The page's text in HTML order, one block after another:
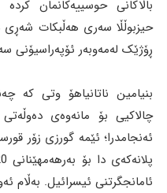
باڵاکانی حوسییەکانمان
حیزبوڵڵا سەری هەڵبکات
ڕۆژێک لەمەوبەر ئۆپەراسیۆنی
بنیامین ناتانیاهۆ وتی کە
چالاکیی بۆ مانەوەی دەوڵەتی
ئەنجامدرا؛ ئێمە گورزی زۆر
ئامانجگرتنی ئیسرائیل.